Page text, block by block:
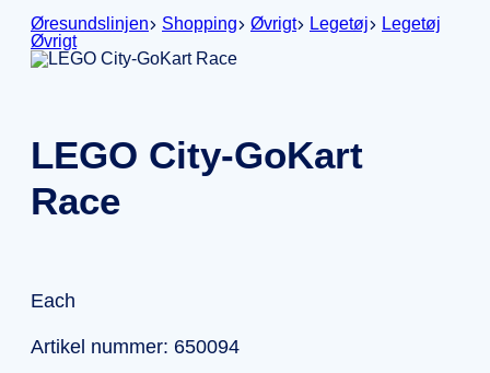
Øresundslinjen
Shopping Øvrigt Legetøj
Legetøj
Øvrigt
LEGO City-GoKart
Race
Each
Artikel nummer: 650094